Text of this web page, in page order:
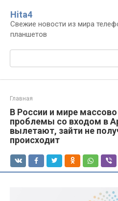
контенту
Нita4
Свежие новости из мира
планшетов
Поиск:
Главная
В России и мире
проблемы со входом в
вылетают, зайти не
происходит